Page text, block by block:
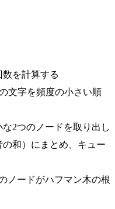
数を計算する
文字を頻度の小さい順
な2つのノードを取り出し
和）にまとめ、キュー
ノードがハフマン木の根